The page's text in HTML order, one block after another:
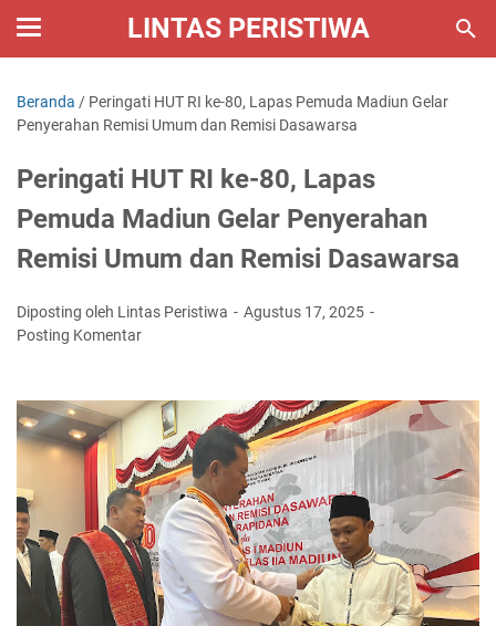
LINTAS PERISTIWA
Beranda / Peringati HUT RI ke-80, Lapas Pemuda Madiun Gelar
Penyerahan Remisi Umum dan Remisi Dasawarsa
Peringati HUT RI ke-80, Lapas
Pemuda Madiun Gelar Penyerahan
Remisi Umum dan Remisi Dasawarsa
Diposting oleh Lintas Peristiwa
Agustus 17, 2025
Posting Komentar